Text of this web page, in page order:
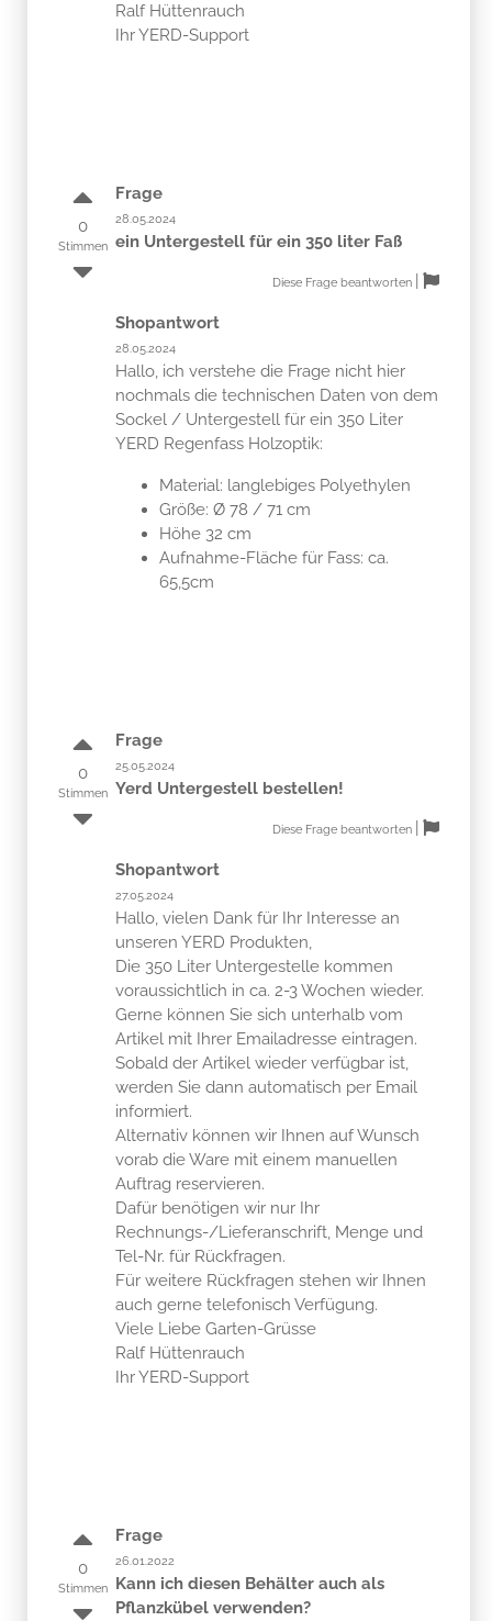
Ralf Hüttenrauch
Ihr YERD-Support
0
Stimmen
Frage
28.05.2024
ein Untergestell für ein 350 liter Faß
Diese Frage beantworten
Shopantwort
28.05.2024
Hallo, ich verstehe die Frage nicht hier
nochmals die technischen Daten von dem
Sockel / Untergestell für ein 350 Liter
YERD Regenfass Holzoptik:
Material: langlebiges Polyethylen
Größe: Ø 78 / 71 cm
Höhe 32 cm
Aufnahme-Fläche für Fass: ca.
65,5cm
0
Stimmen
Frage
25.05.2024
Yerd Untergestell bestellen!
Diese Frage beantworten
Shopantwort
27.05.2024
Hallo, vielen Dank für Ihr Interesse an
unseren YERD Produkten,
Die 350 Liter Untergestelle kommen
voraussichtlich in ca. 2-3 Wochen wieder.
Gerne können Sie sich unterhalb vom
Artikel mit Ihrer Emailadresse eintragen.
Sobald der Artikel wieder verfügbar ist,
werden Sie dann automatisch per Email
informiert.
Alternativ können wir Ihnen auf Wunsch
vorab die Ware mit einem manuellen
Auftrag reservieren.
Dafür benötigen wir nur Ihr
Rechnungs-/Lieferanschrift, Menge und
Tel-Nr. für Rückfragen.
Für weitere Rückfragen stehen wir Ihnen
auch gerne telefonisch Verfügung.
Viele Liebe Garten-Grüsse
Ralf Hüttenrauch
Ihr YERD-Support
0
Stimmen
Frage
26.01.2022
Kann ich diesen Behälter auch als
Pflanzkübel verwenden?